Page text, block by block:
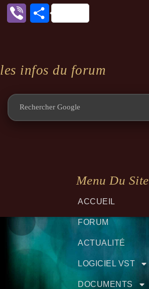
Viber Partager
les infos du forum
Menu Du Site
ACCUEIL
FORUM
ACTUALITÉ
LOGICIEL VST
DOCUMENTS